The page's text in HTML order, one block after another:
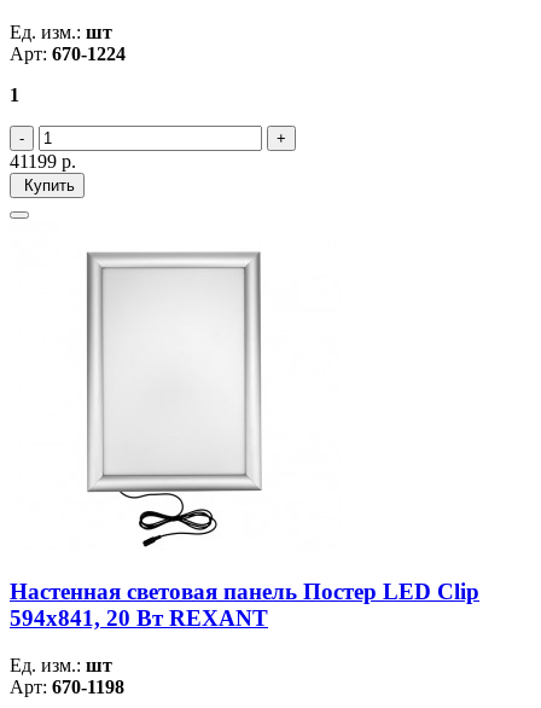
Ед. изм.: шт
Арт: 670-1224
1
41199 р.
Купить
Настенная световая панель Постер LED Clip
594х841, 20 Вт REXANT
Ед. изм.: шт
Арт: 670-1198